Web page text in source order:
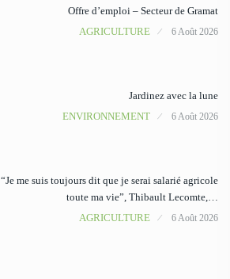
Offre d’emploi – Secteur de Gramat
AGRICULTURE
6 Août 2026
Jardinez avec la lune
ENVIRONNEMENT
6 Août 2026
“Je me suis toujours dit que je serai salarié agricole
toute ma vie”, Thibault Lecomte,…
AGRICULTURE
6 Août 2026